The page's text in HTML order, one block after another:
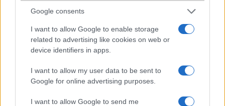
Google consents
I want to allow Google to enable storage
related to advertising like cookies on web or
device identifiers in apps.
I want to allow my user data to be sent to
Google for online advertising purposes.
I want to allow Google to send me
RITA2
2011-10-18 19:04:14